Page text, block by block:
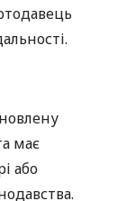
має
або